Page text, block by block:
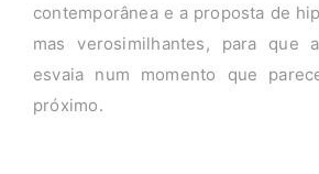
contemporânea e a proposta de
mas verosimilhantes, para que
esvaia num momento que
próximo.